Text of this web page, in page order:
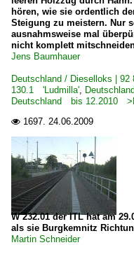
hören, wie sie ordentlich
Steigung zu meistern. Nur
ausnahmsweise mal
nicht komplett
Jens Baumhauer
Deutschland / Dieselloks |
130.1 'Ludmilla',
Deutschland bis 12.2010
 1697. 24.06.2009
W 232.01 der ITL hat am
als sie Burgkemnitz
Martin Schneider